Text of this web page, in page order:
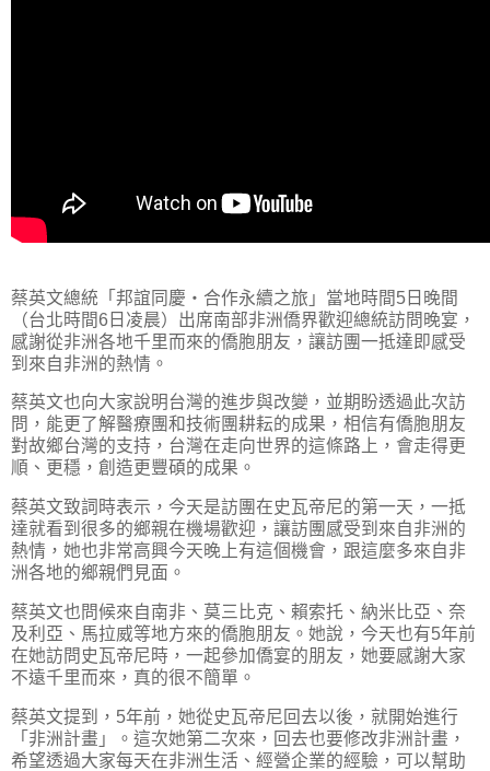
蔡英文總統「邦誼同慶・合作永續之旅」當地時間5日晚間
（台北時間6日凌晨）出席南部非洲僑界歡迎總統訪問晚宴，
感謝從非洲各地千里而來的僑胞朋友，讓訪團一抵達即感受
到來自非洲的熱情。
蔡英文也向大家說明台灣的進步與改變，並期盼透過此次訪
問，能更了解醫療團和技術團耕耘的成果，相信有僑胞朋友
對故鄉台灣的支持，台灣在走向世界的這條路上，會走得更
順、更穩，創造更豐碩的成果。
蔡英文致詞時表示，今天是訪團在史瓦帝尼的第一天，一抵
達就看到很多的鄉親在機場歡迎，讓訪團感受到來自非洲的
熱情，她也非常高興今天晚上有這個機會，跟這麼多來自非
洲各地的鄉親們見面。
蔡英文也問候來自南非、莫三比克、賴索托、納米比亞、奈
及利亞、馬拉威等地方來的僑胞朋友。她說，今天也有5年前
在她訪問史瓦帝尼時，一起參加僑宴的朋友，她要感謝大家
不遠千里而來，真的很不簡單。
蔡英文提到，5年前，她從史瓦帝尼回去以後，就開始進行
「非洲計畫」。這次她第二次來，回去也要修改非洲計畫，
希望透過大家每天在非洲生活、經營企業的經驗，可以幫助